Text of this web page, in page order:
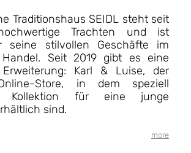
Traditionshaus SEIDL steht seit
Trachten und ist
seine stilvollen Geschäfte im
Handel. Seit 2019 gibt es eine
Erweiterung: Karl & Luise, der
Store, in dem speziell
Kollektion für eine junge
sind.
more